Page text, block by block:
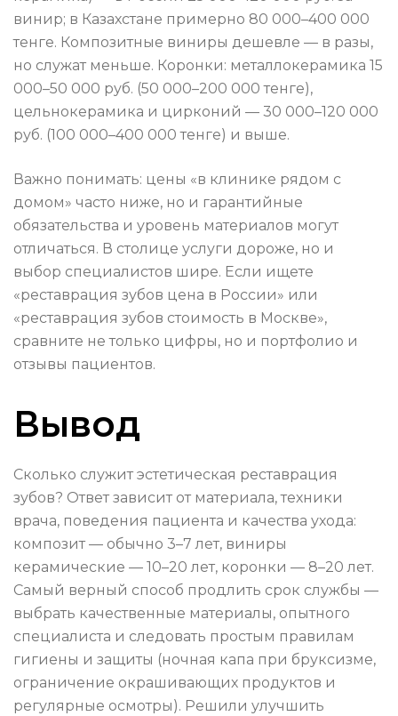
винир; в Казахстане примерно 80 000–400 000
тенге. Композитные виниры дешевле — в разы,
но служат меньше. Коронки: металлокерамика 15
000–50 000 руб. (50 000–200 000 тенге),
цельнокерамика и цирконий — 30 000–120 000
руб. (100 000–400 000 тенге) и выше.
Важно понимать: цены «в клинике рядом с
домом» часто ниже, но и гарантийные
обязательства и уровень материалов могут
отличаться. В столице услуги дороже, но и
выбор специалистов шире. Если ищете
«реставрация зубов цена в России» или
«реставрация зубов стоимость в Москве»,
сравните не только цифры, но и портфолио и
отзывы пациентов.
Вывод
Сколько служит эстетическая реставрация
зубов? Ответ зависит от материала, техники
врача, поведения пациента и качества ухода:
композит — обычно 3–7 лет, виниры
керамические — 10–20 лет, коронки — 8–20 лет.
Самый верный способ продлить срок службы —
выбрать качественные материалы, опытного
специалиста и следовать простым правилам
гигиены и защиты (ночная капа при бруксизме,
ограничение окрашивающих продуктов и
регулярные осмотры). Решили улучшить